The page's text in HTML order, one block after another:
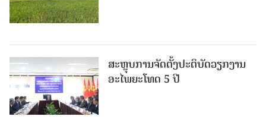
ສະຫຼຸບການຈັດຕັ້ງປະຕິບັດວຽກງານ
ອະໄພຍະໂທດ 5 ປີ